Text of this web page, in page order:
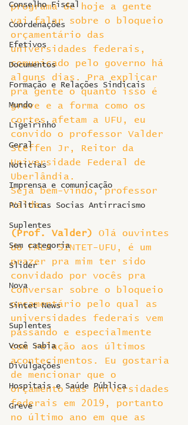
Conselho Fiscal
Coordenações
Efetivos
Documentos
Formação e Relações Sindicais
Mundo
Ligeirinho
Geral
Notícias
Imprensa e comunicação
Politicas Socias Antirracismo
Suplentes
Sem categoria
Slider
Nova
Sintet News
Suplentes
Você Sabia
Divulgações
Hospitais e Saúde Pública
Greve
programa de hoje a gente
vai falar sobre o bloqueio
orçamentário das
universidades federais,
comunicado pelo governo há
alguns dias. Pra explicar
pra gente o quanto isso é
grave e a forma como os
cortes afetam a UFU, eu
convido o professor Valder
Steffen Jr, Reitor da
Universidade Federal de
Uberlândia.
Seja bem-vindo, professor
Valder.
(Prof. Valder) Olá ouvintes
do FALA SINTET-UFU, é um
prazer pra mim ter sido
convidado por vocês pra
conversar sobre o bloqueio
orçamentário pelo qual as
universidades federais vem
passando e especialmente
com relação aos últimos
acontecimentos. Eu gostaria
de mencionar que o
orçamento das universidades
federais em 2019, portanto
no último ano em que as